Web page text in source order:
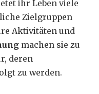
ihr Leben viele
Zielgruppen
Aktivitäten und
machen sie zu
deren
zu werden.